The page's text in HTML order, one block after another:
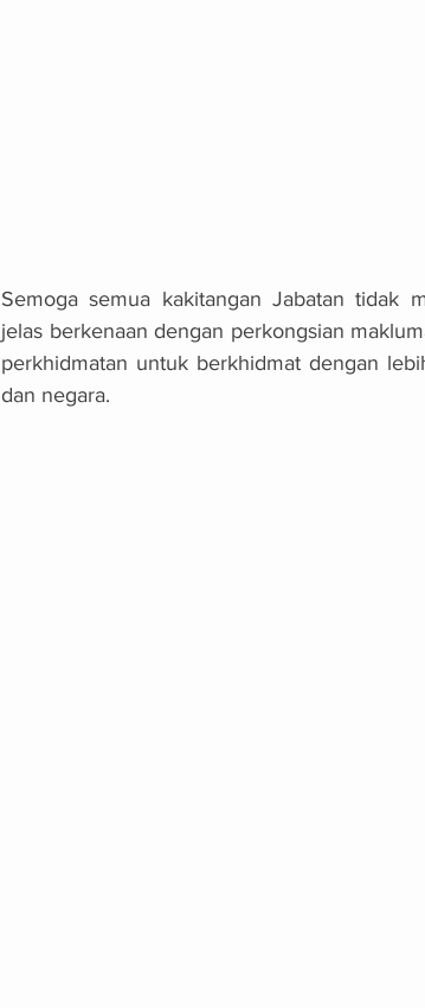
Semoga semua kakitangan Jabatan tidak
jelas berkenaan dengan perkongsian
perkhidmatan untuk berkhidmat dengan
dan negara.